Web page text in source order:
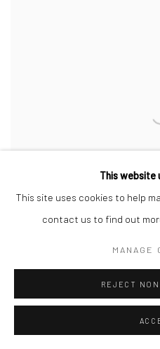
PAINTER'S HANDS,2023
This website
This site uses cookies to help
contact us to find out
MANAGE
REJECT